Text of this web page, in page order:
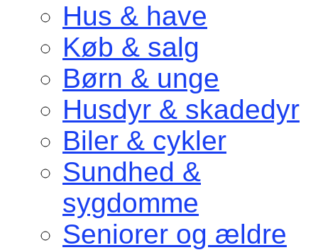
Hus & have
Køb & salg
Børn & unge
Husdyr & skadedyr
Biler & cykler
Sundhed &
sygdomme
Seniorer og ældre